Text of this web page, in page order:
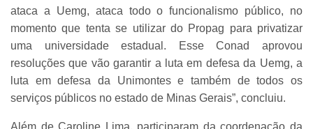
ataca a Uemg, ataca todo o funcionalismo público, no
momento que tenta se utilizar do Propag para privatizar
uma universidade estadual. Esse Conad aprovou
resoluções que vão garantir a luta em defesa da Uemg, a
luta em defesa da Unimontes e também de todos os
serviços públicos no estado de Minas Gerais”, concluiu.
Além de Caroline Lima, participaram da coordenação da